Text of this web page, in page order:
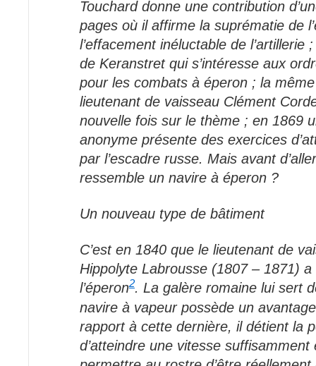
Touchard donne une contribution
pages où il affirme la suprématie de
l’effacement inéluctable de l’artillerie
de Keranstret qui s’intéresse aux
pour les combats à éperon ; la
lieutenant de vaisseau Clément
nouvelle fois sur le thème ; en 1869
anonyme présente des exercices
par l’escadre russe. Mais avant
ressemble un navire à éperon ?
Un nouveau type de bâtiment
C’est en 1840 que le lieutenant de
Hippolyte Labrousse (1807 – 1871) a
l’éperon2. La galère romaine lui sert
navire à vapeur possède un
rapport à cette dernière, il détient la
d’atteindre une vitesse suffisamment